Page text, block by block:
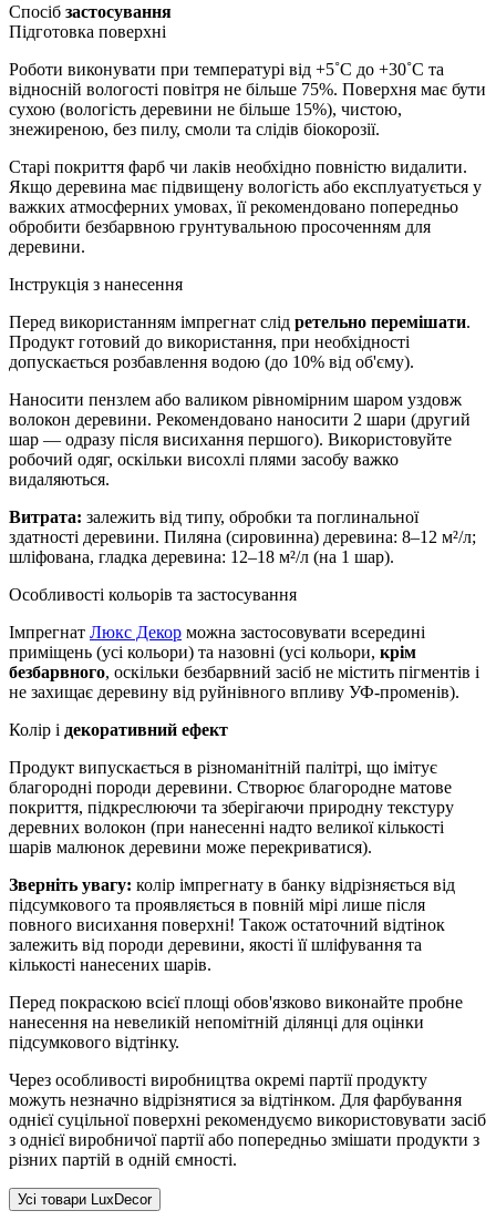
Спосіб застосування
Підготовка поверхні
Роботи виконувати при температурі від +5˚С до +30˚С та
відносній вологості повітря не більше 75%. Поверхня має бути
сухою (вологість деревини не більше 15%), чистою,
знежиреною, без пилу, смоли та слідів біокорозії.
Старі покриття фарб чи лаків необхідно повністю видалити.
Якщо деревина має підвищену вологість або експлуатується у
важких атмосферних умовах, її рекомендовано попередньо
обробити безбарвною грунтувальною просоченням для
деревини.
Інструкція з нанесення
Перед використанням імпрегнат слід ретельно перемішати.
Продукт готовий до використання, при необхідності
допускається розбавлення водою (до 10% від об'єму).
Наносити пензлем або валиком рівномірним шаром уздовж
волокон деревини. Рекомендовано наносити 2 шари (другий
шар — одразу після висихання першого). Використовуйте
робочий одяг, оскільки висохлі плями засобу важко
видаляються.
Витрата: залежить від типу, обробки та поглинальної
здатності деревини. Пиляна (сировинна) деревина: 8–12 м²/л;
шліфована, гладка деревина: 12–18 м²/л (на 1 шар).
Особливості кольорів та застосування
Імпрегнат Люкс Декор можна застосовувати всередині
приміщень (усі кольори) та назовні (усі кольори, крім
безбарвного, оскільки безбарвний засіб не містить пігментів і
не захищає деревину від руйнівного впливу УФ-променів).
Колір і декоративний ефект
Продукт випускається в різноманітній палітрі, що імітує
благородні породи деревини. Створює благородне матове
покриття, підкреслюючи та зберігаючи природну текстуру
деревних волокон (при нанесенні надто великої кількості
шарів малюнок деревини може перекриватися).
Зверніть увагу: колір імпрегнату в банку відрізняється від
підсумкового та проявляється в повній мірі лише після
повного висихання поверхні! Також остаточний відтінок
залежить від породи деревини, якості її шліфування та
кількості нанесених шарів.
Перед покраскою всієї площі обов'язково виконайте пробне
нанесення на невеликій непомітній ділянці для оцінки
підсумкового відтінку.
Через особливості виробництва окремі партії продукту
можуть незначно відрізнятися за відтінком. Для фарбування
однієї суцільної поверхні рекомендуємо використовувати засіб
з однієї виробничої партії або попередньо змішати продукти з
різних партій в одній ємності.
Усі товари LuxDecor